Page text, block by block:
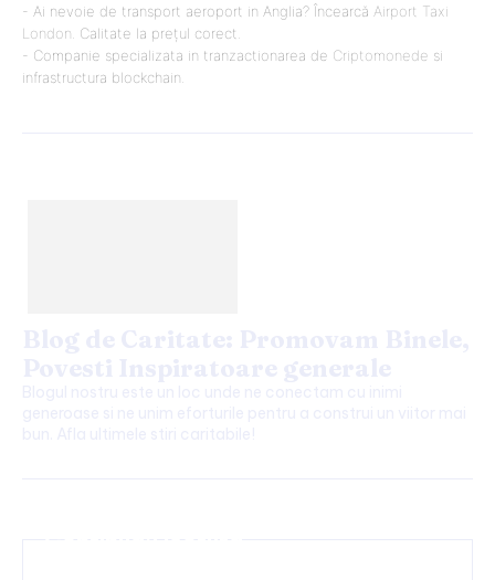
- Ai nevoie de transport aeroport in Anglia? Încearcă Airport Taxi
London . Calitate la prețul corect.
- Companie specializata in tranzactionarea de Criptomonede si
infrastructura blockchain.